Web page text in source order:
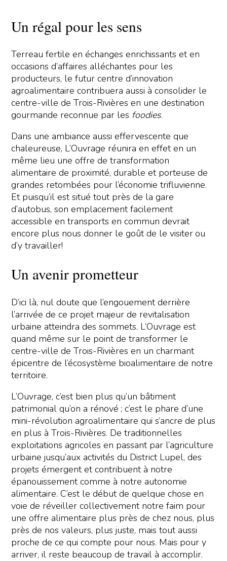
Un régal pour les sens
Terreau fertile en échanges enrichissants et en
occasions d’affaires alléchantes pour les
producteurs, le futur centre d’innovation
agroalimentaire contribuera aussi à consolider le
centre-ville de Trois-Rivières en une destination
gourmande reconnue par les foodies.
Dans une ambiance aussi effervescente que
chaleureuse, L’Ouvrage réunira en effet en un
même lieu une offre de transformation
alimentaire de proximité, durable et porteuse de
grandes retombées pour l’économie trifluvienne.
Et puisqu’il est situé tout près de la gare
d’autobus, son emplacement facilement
accessible en transports en commun devrait
encore plus nous donner le goût de le visiter ou
d’y travailler!
Un avenir prometteur
D’ici là, nul doute que l’engouement derrière
l’arrivée de ce projet majeur de revitalisation
urbaine atteindra des sommets. L’Ouvrage est
quand même sur le point de transformer le
centre-ville de Trois-Rivières en un charmant
épicentre de l’écosystème bioalimentaire de notre
territoire.
L’Ouvrage, c’est bien plus qu’un bâtiment
patrimonial qu’on a rénové ; c’est le phare d’une
mini-révolution agroalimentaire qui s’ancre de plus
en plus à Trois-Rivières. De traditionnelles
exploitations agricoles en passant par l’agriculture
urbaine jusqu’aux activités du District Lupel, des
projets émergent et contribuent à notre
épanouissement comme à notre autonomie
alimentaire. C’est le début de quelque chose en
voie de réveiller collectivement notre faim pour
une offre alimentaire plus près de chez nous, plus
près de nos valeurs, plus juste, mais tout aussi
proche de ce qui compte pour nous. Mais pour y
arriver, il reste beaucoup de travail à accomplir.